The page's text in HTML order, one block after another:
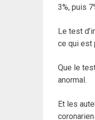
3%, puis
Le test
ce qui est
Que le
anormal.
Et les